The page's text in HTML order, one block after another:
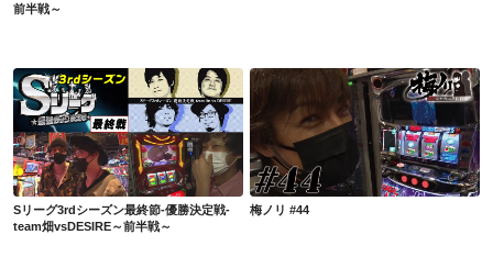
前半戦～
Sリーグ3rdシーズン最終節-優勝決定戦-team畑vsDESIRE～前半戦～
Sリーグ3rdシーズン最終節-優勝決定戦-
team畑vsDESIRE～前半戦～
梅ノリ #44
梅ノリ #44